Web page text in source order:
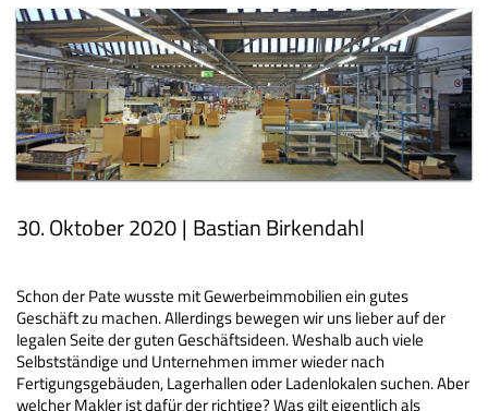
30. Oktober 2020| Bastian Birkendahl
Schon der Pate wusste mit Gewerbeimmobilien ein gutes
Geschäft zu machen. Allerdings bewegen wir uns lieber auf der
legalen Seite der guten Geschäftsideen. Weshalb auch viele
Selbstständige und Unternehmen immer wieder nach
Fertigungsgebäuden, Lagerhallen oder Ladenlokalen suchen. Aber
welcher Makler ist dafür der richtige? Was gilt eigentlich als